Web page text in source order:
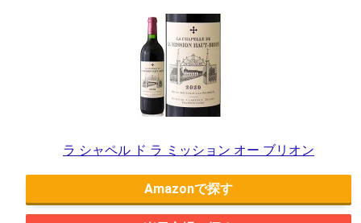
ラ シャペル ド ラ ミッション オー ブリオン
Amazon